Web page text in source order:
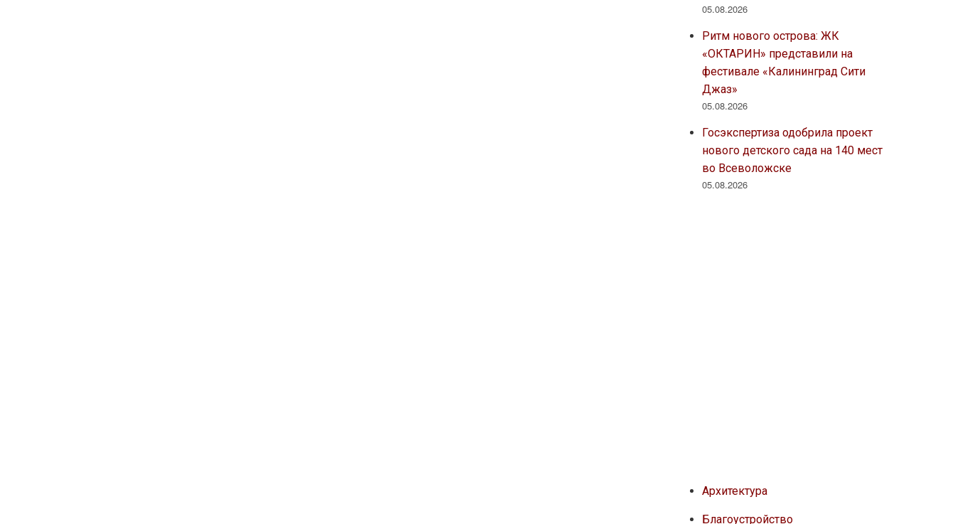
05.08.2026
Ритм нового острова: ЖК
«ОКТАРИН» представили на
фестивале «Калининград Сити
Джаз»
05.08.2026
Госэкспертиза одобрила проект
нового детского сада на 140 мест
во Всеволожске
05.08.2026
Архитектура
Благоустройство